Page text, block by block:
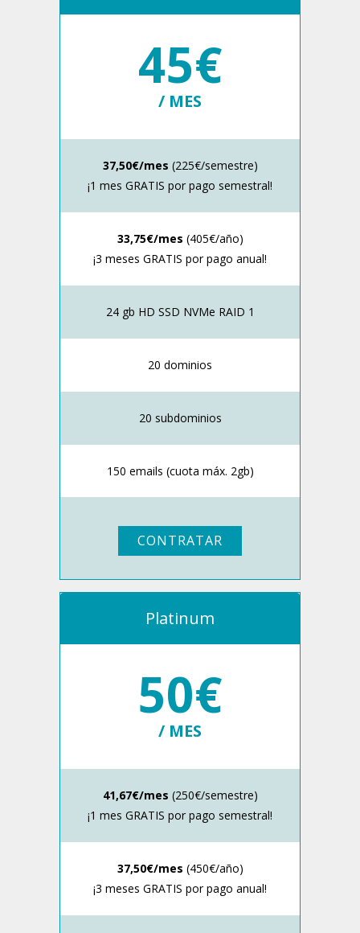
45€
/ MES
37,50€/mes (225€/semestre)
¡1 mes GRATIS por pago semestral!
33,75€/mes (405€/año)
¡3 meses GRATIS por pago anual!
24 gb HD SSD NVMe RAID 1
20 dominios
20 subdominios
150 emails (cuota máx. 2gb)
CONTRATAR
Platinum
50€
/ MES
41,67€/mes (250€/semestre)
¡1 mes GRATIS por pago semestral!
37,50€/mes (450€/año)
¡3 meses GRATIS por pago anual!